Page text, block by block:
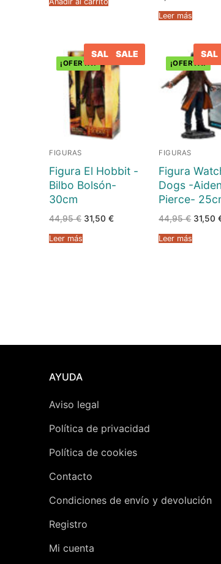
Leer más
¡OFERTA!
FIGURAS
SALE SALE
Figura El Hobbit -
Bilbo Bolsón-
30cm
44,95€ El
precio
31,50 €El
Leer más
¡OFERTA!
FIGURAS
SALE
Figura
Dogs -Aiden
Pierce-
44,95€ El
precio
31,50
Leer más
AYUDA
Aviso legal
Política de privacidad
Política de cookies
Contacto
Condiciones de envío y devolución
Registro
Mi cuenta